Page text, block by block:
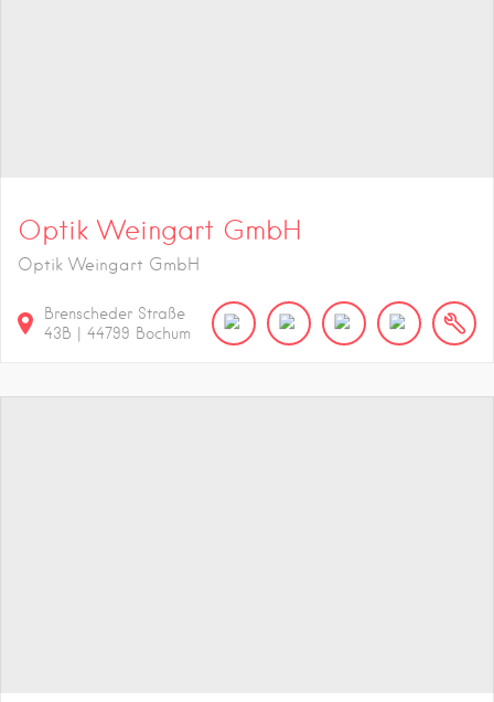
Optik Weingart GmbH
Optik Weingart GmbH
Brenscheder Straße
43B
44799 Bochum